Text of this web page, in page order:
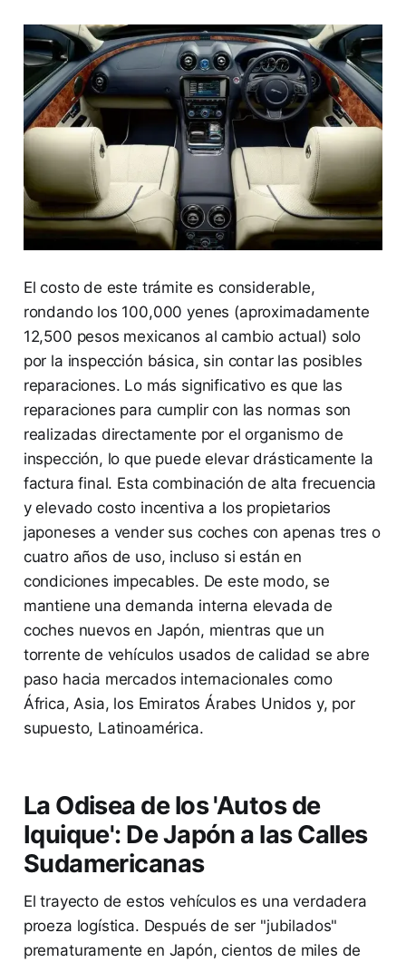
El costo de este trámite es considerable,
rondando los 100,000 yenes (aproximadamente
12,500 pesos mexicanos al cambio actual) solo
por la inspección básica, sin contar las posibles
reparaciones. Lo más significativo es que las
reparaciones para cumplir con las normas son
realizadas directamente por el organismo de
inspección, lo que puede elevar drásticamente la
factura final. Esta combinación de alta frecuencia
y elevado costo incentiva a los propietarios
japoneses a vender sus coches con apenas tres o
cuatro años de uso, incluso si están en
condiciones impecables. De este modo, se
mantiene una demanda interna elevada de
coches nuevos en Japón, mientras que un
torrente de vehículos usados de calidad se abre
paso hacia mercados internacionales como
África, Asia, los Emiratos Árabes Unidos y, por
supuesto, Latinoamérica.
La Odisea de los 'Autos de
Iquique': De Japón a las Calles
Sudamericanas
El trayecto de estos vehículos es una verdadera
proeza logística. Después de ser "jubilados"
prematuramente en Japón, cientos de miles de